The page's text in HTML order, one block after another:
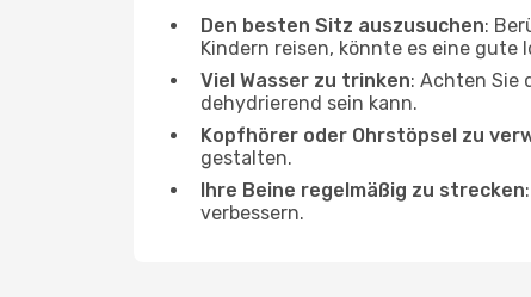
Den besten Sitz auszusuchen:
Kindern reisen, könnte es eine gute
Viel Wasser zu trinken: Achten Sie
dehydrierend sein kann.
Kopfhörer oder Ohrstöpsel zu
gestalten.
Ihre Beine regelmäßig zu strecken
verbessern.